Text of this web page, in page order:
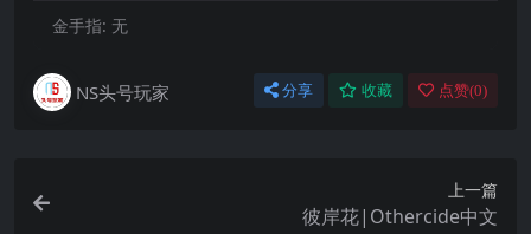
金手指: 无
NS头号玩家 分享 收藏 点赞(0)
上一篇
彼岸花|Othercide中文